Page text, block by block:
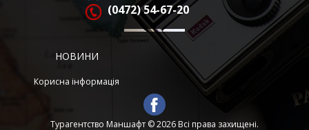
(0472) 54-67-20
НОВИНИ
Корисна інформація
Турагентство Маншафт © 2026 Всі права захищені.